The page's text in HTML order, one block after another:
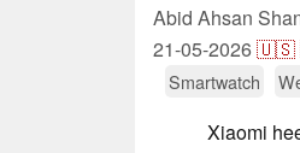
Abid Ahsan
21-05-2026🇺🇸
Smartwatch
Xiaomi